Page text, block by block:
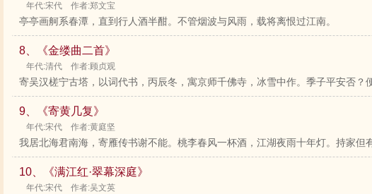
年代:宋代 作者:郑文宝
亭亭画舸系春潭，直到行人酒半酣。不管烟波与风雨，载将离恨过江南。
8、《金缕曲二首》
年代:清代 作者:顾贞观
寄吴汉槎宁古塔，以词代书，丙辰冬，寓京师千佛寺，冰雪中作。季子平安否？
9、《寄黄几复》
年代:宋代 作者:黄庭坚
我居北海君南海，寄雁传书谢不能。桃李春风一杯酒，江湖夜雨十年灯。持家但
10、《满江红·翠幕深庭》
年代:宋代 作者:吴文英